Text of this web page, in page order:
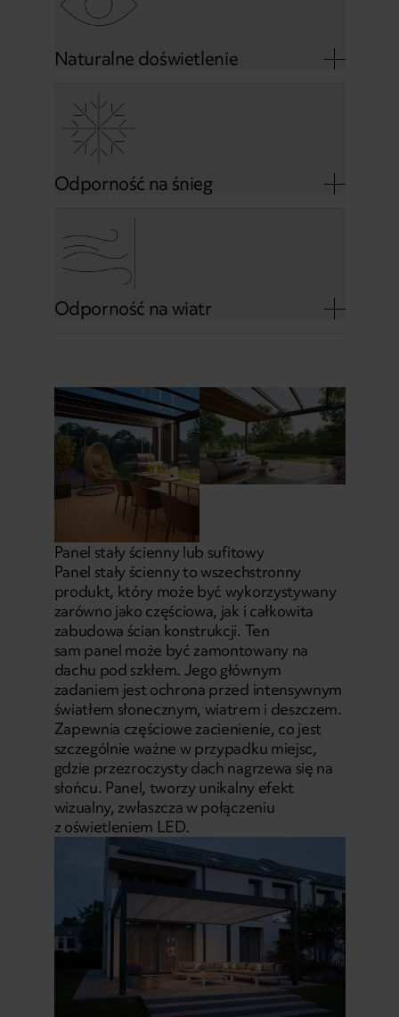
Naturalne doświetlenie
Odporność na śnieg
Odporność na wiatr
Panel stały ścienny lub sufitowy
Panel stały ścienny to wszechstronny
produkt, który może być wykorzystywany
zarówno jako częściowa, jak i całkowita
zabudowa ścian konstrukcji. Ten
sam panel może być zamontowany na
dachu pod szkłem. Jego głównym
zadaniem jest ochrona przed intensywnym
światłem słonecznym, wiatrem i deszczem.
Zapewnia częściowe zacienienie, co jest
szczególnie ważne w przypadku miejsc,
gdzie przezroczysty dach nagrzewa się na
słońcu. Panel, tworzy unikalny efekt
wizualny, zwłaszcza w połączeniu
z oświetleniem LED.